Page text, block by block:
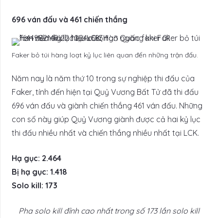
696 ván đấu và 461 chiến thắng
Faker bỏ túi hàng loạt kỷ lục liên quan đến những trận đấu.
Năm nay là năm thứ 10 trong sự nghiệp thi đấu của
Faker, tính đến hiện tại Quỷ Vương Bất Tử đã thi đấu
696 ván đấu và giành chiến thắng 461 ván đấu. Những
con số này giúp Quỷ Vương giành được cả hai kỷ lục
thi đấu nhiều nhất và chiến thắng nhiều nhất tại LCK.
Hạ gục: 2.464
Bị hạ gục: 1.418
Solo kill: 173
Pha solo kill đỉnh cao nhất trong số 173 lần solo kill